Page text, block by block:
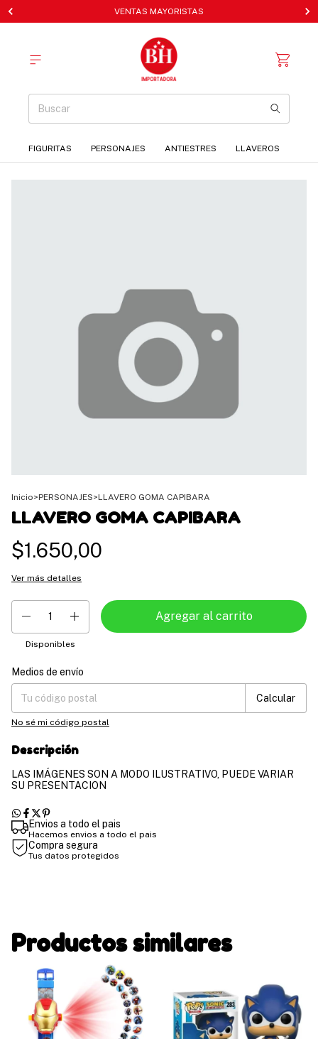
VENTAS MAYORISTAS
FIGURITAS PERSONAJES ANTIESTRES LLAVEROS
Inicio>PERSONAJES>LLAVERO GOMA CAPIBARA
LLAVERO GOMA CAPIBARA
$1.650,00
Ver más detalles
Disponibles
Entregas para el CP:
Medios de envío
Calcular
No sé mi código postal
Descripción
LAS IMÁGENES SON A MODO ILUSTRATIVO, PUEDE VARIAR
SU PRESENTACION
Envios a todo el pais
Hacemos envios a todo el pais
Compra segura
Tus datos protegidos
Productos similares